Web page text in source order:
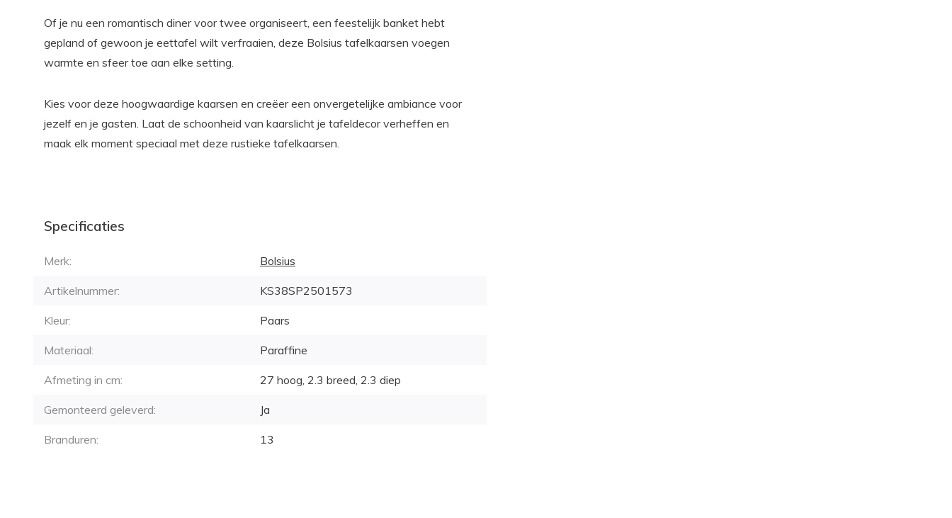
Of je nu een romantisch diner voor twee organiseert, een feestelijk banket hebt
gepland of gewoon je eettafel wilt verfraaien, deze Bolsius tafelkaarsen voegen
warmte en sfeer toe aan elke setting.
Kies voor deze hoogwaardige kaarsen en creëer een onvergetelijke ambiance voor
jezelf en je gasten. Laat de schoonheid van kaarslicht je tafeldecor verheffen en
maak elk moment speciaal met deze rustieke tafelkaarsen.
Specificaties
Merk: Bolsius
Artikelnummer: KS38SP2501573
Kleur: Paars
Materiaal: Paraffine
Afmeting in cm: 27 hoog, 2.3 breed, 2.3 diep
Gemonteerd geleverd: Ja
Branduren: 13